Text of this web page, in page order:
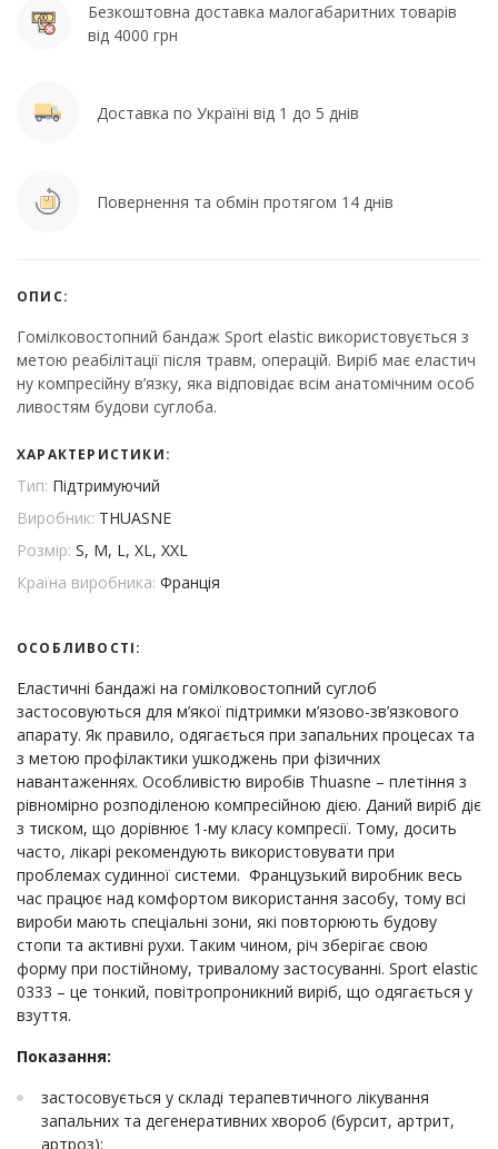
Безкоштовна доставка малогабаритних товарів
від 4000 грн
Доставка по Україні від 1 до 5 днів
Повернення та обмін протягом 14 днів
ОПИС:
Гомілковостопний бандаж Sport elastic використовується з
метою реабілітації після травм, операцій. Виріб має еластич
ну компресійну в’язку, яка відповідає всім анатомічним особ
ливостям будови суглоба.
ХАРАКТЕРИСТИКИ:
Тип: Підтримуючий
Виробник: THUASNE
Розмір: S, M, L, XL, XXL
Країна виробника: Франція
ОСОБЛИВОСТІ:
Еластичні бандажі на гомілковостопний суглоб
застосовуються для м’якої підтримки м’язово-зв’язкового
апарату. Як правило, одягається при запальних процесах та
з метою профілактики ушкоджень при фізичних
навантаженнях. Особливістю виробів Thuasne – плетіння з
рівномірно розподіленою компресійною дією. Даний виріб діє
з тиском, що дорівнює 1-му класу компресії. Тому, досить
часто, лікарі рекомендують використовувати при
проблемах судинної системи. Французький виробник весь
час працює над комфортом використання засобу, тому всі
вироби мають спеціальні зони, які повторюють будову
стопи та активні рухи. Таким чином, річ зберігає свою
форму при постійному, тривалому застосуванні. Sport elastic
0333 – це тонкий, повітропроникний виріб, що одягається у
взуття.
Показання:
застосовується у складі терапевтичного лікування
запальних та дегенеративних хвороб (бурсит, артрит,
артроз);